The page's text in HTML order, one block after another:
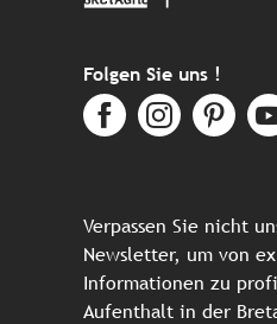
Folgen Sie uns !
Verpassen Sie nicht
Newsletter, um von
Informationen zu
Aufenthalt in der